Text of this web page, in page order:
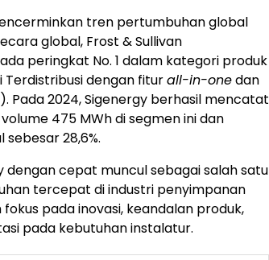
tren pertumbuhan global
global, Frost & Sullivan
peringkat No. 1 dalam kategori produk
Terdistribusi dengan fiturall-in-onedan
). Pada 2024, Sigenergy berhasil mencatat
475 MWh di segmen ini dan
28,6%.
dengan cepat muncul sebagai salah satu
tercepat di industri penyimpanan
pada inovasi, keandalan produk,
pada kebutuhan instalatur.